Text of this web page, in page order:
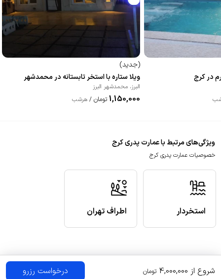
در کرج
(جدید)
ویلا ستاره با استخر تابستانه در محمدشهر
البرز، محمدشهر البرز
1,150,000 تومان / هرشب
ویژگی‌های مرتبط با عمارت پدری کرج
خصوصیات عمارت پدری کرج
استخردار اطراف تهران
شروع از 4,000,000 تومان درخواست رزرو